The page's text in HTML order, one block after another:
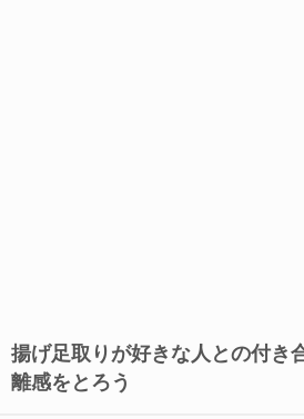
揚げ足取りが好きな人との付き
離感をとろう